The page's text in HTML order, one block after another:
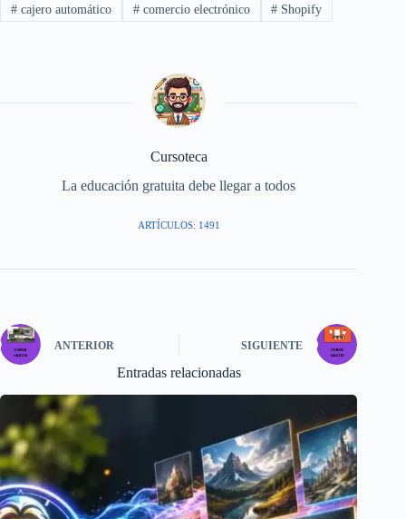
#cajero automático #comercio electrónico # Shopify
Cursoteca
La educación gratuita debe llegar a todos
ARTÍCULOS: 1491
ANTERIOR SIGUIENTE
Entradas relacionadas